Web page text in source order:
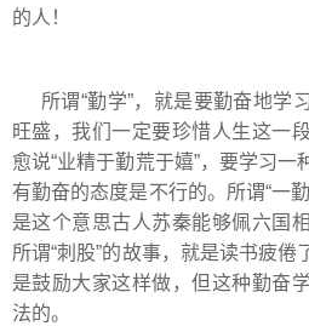
的人！
所谓“勤学”，就是要勤奋地学
旺盛，我们一定要珍惜人生这一
愈说“业精于勤荒于嬉”，要学习
有勤奋的态度是不行的。所谓“一
是这个意思古人苏秦能够佩六国
所谓“刺股”的故事，就是读书疲
是鼓励大家这样做，但这种勤奋
法的。